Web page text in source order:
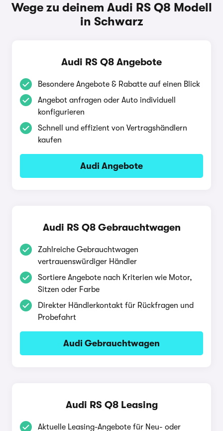
Wege zu deinem Audi RS Q8 Modell
in Schwarz
Audi RS Q8 Angebote
Besondere Angebote & Rabatte auf einen Blick
Angebot anfragen oder Auto individuell
konfigurieren
Schnell und effizient von Vertragshändlern
kaufen
Audi Angebote
Audi RS Q8 Gebrauchtwagen
Zahlreiche Gebrauchtwagen
vertrauenswürdiger Händler
Sortiere Angebote nach Kriterien wie Motor,
Sitzen oder Farbe
Direkter Händlerkontakt für Rückfragen und
Probefahrt
Audi Gebrauchtwagen
Audi RS Q8 Leasing
Aktuelle Leasing-Angebote für Neu- oder